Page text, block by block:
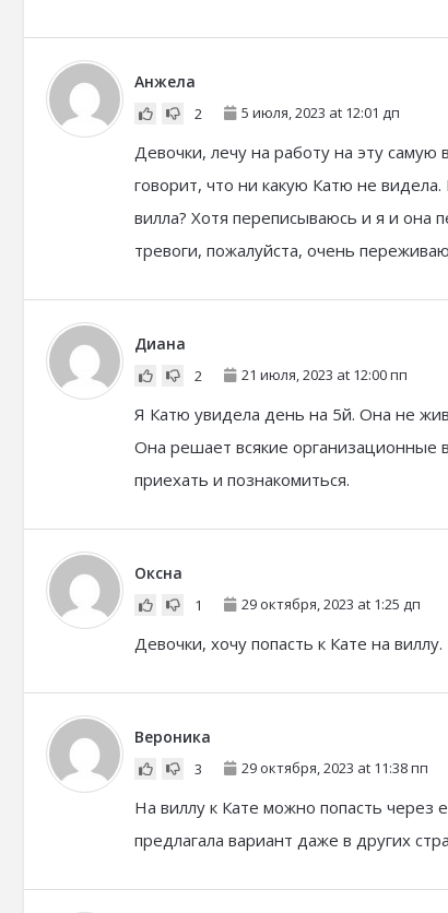
Анжела
2 5 июля, 2023 at 12:01 дп
Девочки, лечу на работу на эту
говорит, что ни какую Катю не
вилла? Хотя переписываюсь и я и она
тревоги, пожалуйста, очень
Диана
2 21 июля, 2023 at 12:00 пп
Я Катю увидела день на 5й. Она не
Она решает всякие организационные
приехать и познакомиться.
Оксна
1 29 октября, 2023 at 1:25 дп
Девочки, хочу попасть к Кате на
Вероника
3 29 октября, 2023 at 11:38 пп
На виллу к Кате можно попасть
предлагала вариант даже в других